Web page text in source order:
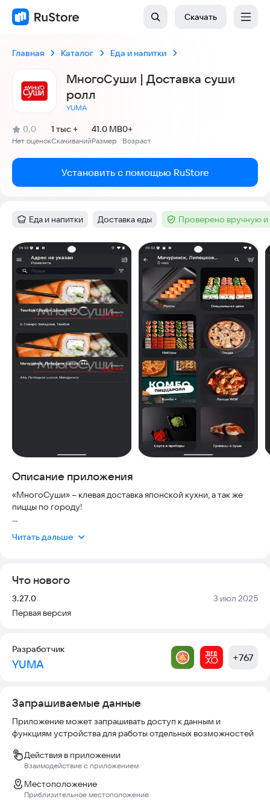
Скачать
Главная Каталог Еда и напитки
МногоСуши | Доставка суши
ролл
YUMA
Рейтинг:
0,0
(
Нет оценок
)
Скачиваний
1 тыс +
Размер
41.0 MB
Возраст
0+
Установить с помощью RuStore
Категория:
Еда и напитки Тег:
Доставка еды Тег :Проверено вручную
Скриншоты
Описание приложения
«МногоСуши» – клевая доставка японской кухни, а так же
пиццы по городу!
доставкой: вкусно, быстро,
ЛИМИТИРОВАННОЕ МЕНЮ
людям, поэтому мы специально
понравится.
ВКУС НАСТОЯЩИХ СУШИ
КАЧЕСТВО ИНГРЕДИЕНТОВ
Мы готовим суши и для себя в том числе, сотрудничаем с
надежными поставщиками,
Читать дальше
Что нового
Версия:
3.27.0 Дата:
3 июл 2025
Первая версия
Разработчик
YUMA +767
Запрашиваемые данные
Приложение может запрашивать доступ к данным и
функциям устройства для работы отдельных возможностей
Действия в приложении
Взаимодействие с приложением
Местоположение
Приблизительное местоположение